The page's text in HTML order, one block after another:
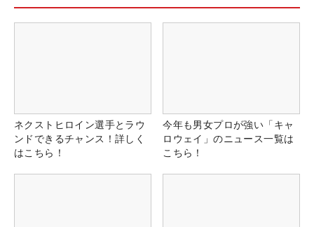
ネクストヒロイン選手とラウ
ンドできるチャンス！詳しく
はこちら！
今年も男女プロが強い「キャ
ロウェイ」のニュース一覧は
こちら！